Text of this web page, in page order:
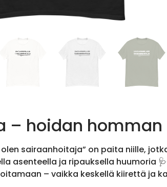
– hoidan
olen sairaanhoitaja” on paita niille,
asenteella ja ripauksella huumoria
– vaikka keskellä kiirettä ja